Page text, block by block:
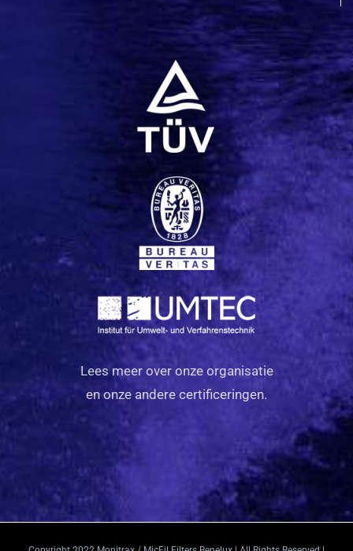
Lees meer over onze organisatie
en onze andere certificeringen.